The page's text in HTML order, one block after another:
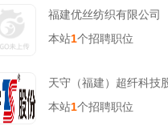
福建优丝纺织有限公司
本站1个招聘职位
本站1个招聘职位